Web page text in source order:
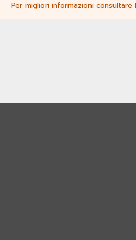
Per migliori informazioni